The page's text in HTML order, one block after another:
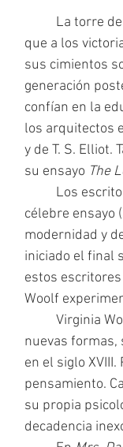
que a los
sus cimientos
generación
confían en la
los arquitectos
y de T. S. Elliot.
su ensayo The
célebre ensayo
modernidad y
iniciado el final
estos
Woolf
nuevas formas,
en el siglo
pensamiento.
su propia
decadencia